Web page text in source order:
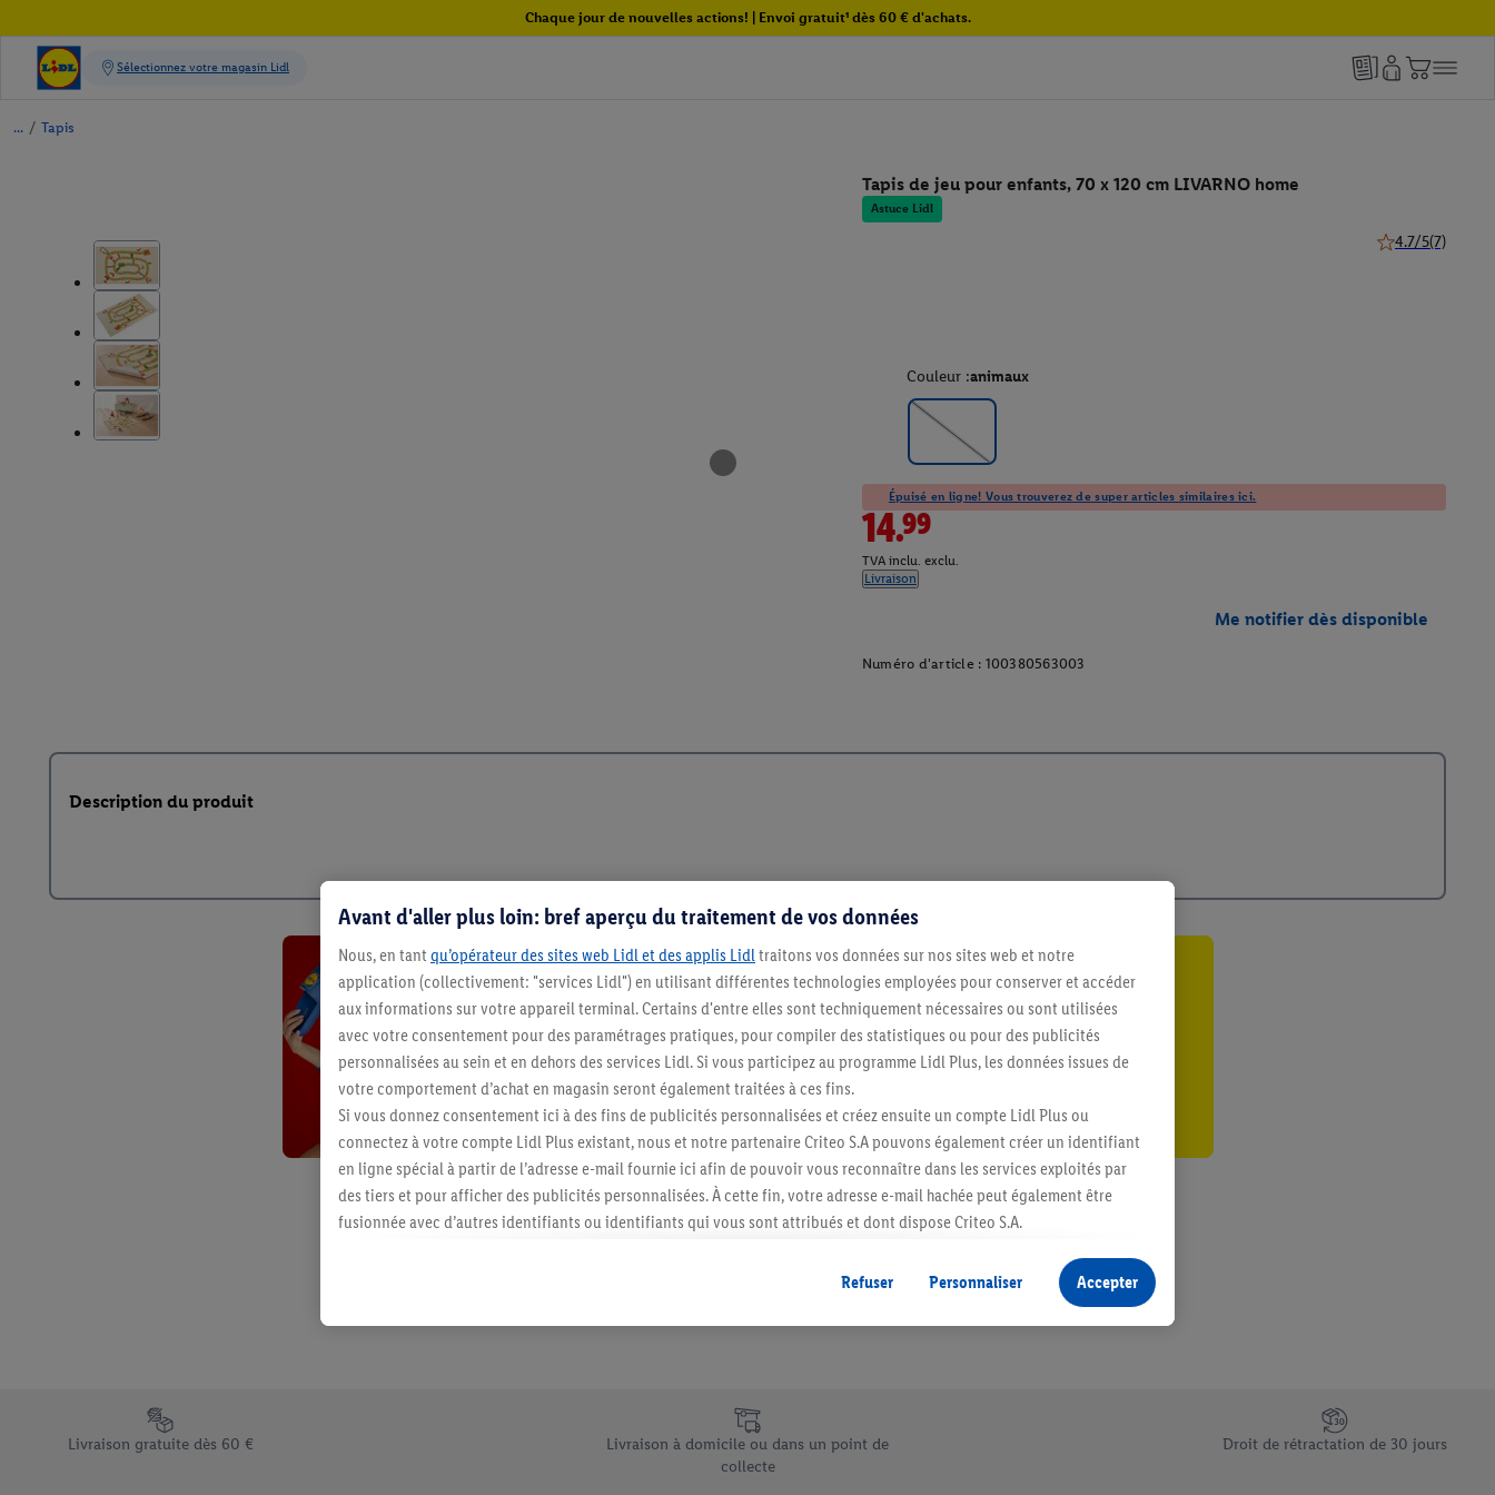
Chaque jour de nouvelles actions! | Envoi gratuit¹ dès 60 € d'achats.
/ Tapis
Tapis de jeu pour enfants, 70 x 120 cm LIVARNO home
Astuce Lidl
4.7/5(7)
Couleur :animaux
Épuisé en ligne! Vous trouverez de super articles similaires ici.
14.99
TVA inclu. exclu.
Livraison
Me notifier dès disponible
Numéro d'article : 100380563003
Description du produit
Restez au courant
Abonnez-vous à la newsletter
S'abonner
Élément du pied de page avec les différents arguments de vente uniques de Lidl.be
Livraison gratuite dès 60 €
Livraison à domicile ou dans un point de
collecte
Droit de rétractation de 30 jours
Avant d'aller plus loin: bref aperçu du traitement de vos données
Nous, en tant qu’opérateur des sites web Lidl et des applis Lidltraitons vos données sur nos sites web et notre
application (collectivement: "services Lidl") en utilisant différentes technologies employées pour conserver et accéder
aux informations sur votre appareil terminal. Certains d'entre elles sont techniquement nécessaires ou sont utilisées
avec votre consentement pour des paramétrages pratiques, pour compiler des statistiques ou pour des publicités
personnalisées au sein et en dehors des services Lidl. Si vous participez au programme Lidl Plus, les données issues de
votre comportement d’achat en magasin seront également traitées à ces fins.
Si vous donnez consentement ici à des fins de publicités personnalisées et créez ensuite un compte Lidl Plus ou
connectez à votre compte Lidl Plus existant, nous et notre partenaire Criteo S.A pouvons également créer un identifiant
en ligne spécial à partir de l’adresse e-mail fournie ici afin de pouvoir vous reconnaître dans les services exploités par
des tiers et pour afficher des publicités personnalisées. À cette fin, votre adresse e-mail hachée peut également être
fusionnée avec d’autres identifiants ou identifiants qui vous sont attribués et dont dispose Criteo S.A.
vous avez montré de l’intérêt (par exemple en plaçant le produit dans un panier d’un webshop mais sans procéder à
l’achat) peuvent également être affichées sur plusieurs apppareils et plusieurs services de Lidl si plusieurs terminaux ou
plusieurs services de Lidl peuvent vous être attribués en utilisant votre adresse e-mail hachée et, le cas échéant, d’autres
En cliquant sur « Refuser », vous pouvez autoriser uniquement l’utilisation des technologies nécessaires. En cliquant sur
« Accepter », vous autorisez tous les traitements pour toutes les finalités susmentionnées. Vous trouverez de plus amples
Refuser Personnaliser Accepter